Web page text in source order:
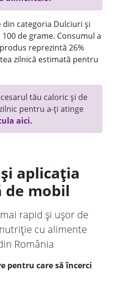
categoria Dulciuri și
de grame. Consumul a
reprezintă 26%
zilnică estimată pentru
tău caloric și de
pentru a-ți atinge
aici.
aplicația
de mobil
rapid și ușor de
cu alimente
România
pentru care să încerci